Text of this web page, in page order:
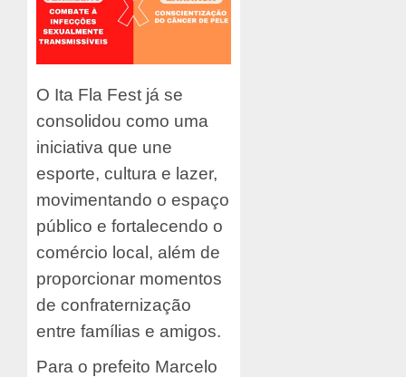
O Ita Fla Fest já se
consolidou como uma
iniciativa que une
esporte, cultura e lazer,
movimentando o espaço
público e fortalecendo o
comércio local, além de
proporcionar momentos
de confraternização
entre famílias e amigos.
Para o prefeito Marcelo